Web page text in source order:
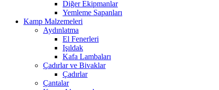
Diğer Ekipmanlar
Yemleme Sapanları
Kamp Malzemeleri
Aydınlatma
El Fenerleri
Işıldak
Kafa Lambaları
Çadırlar ve Bivaklar
Çadırlar
Çantalar